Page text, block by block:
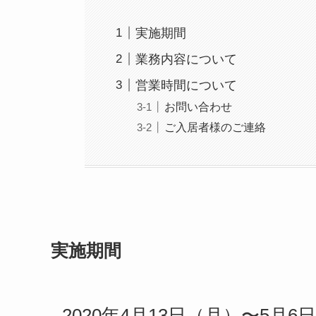
実施期間
業務内容について
営業時間について
お問い合わせ
ご入居者様のご連絡
実施期間